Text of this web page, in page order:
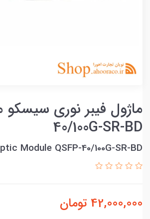
40/100G-SR-BD
Module QSFP-40/100G-SR-BD
42,000,000 تومان